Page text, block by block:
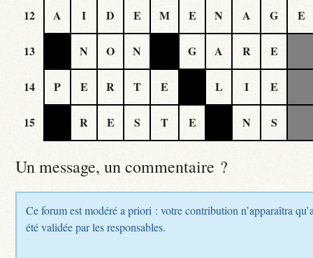
12 A I D E M E N A G E
13 N O N G A R E
14 P E R T E L I E
15 R E S T E N S
Un message, un commentaire ?
Ce forum est modéré a priori : votre contribution n’apparaîtra
été validée par les responsables.